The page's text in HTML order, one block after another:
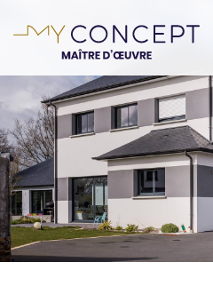
au
principal